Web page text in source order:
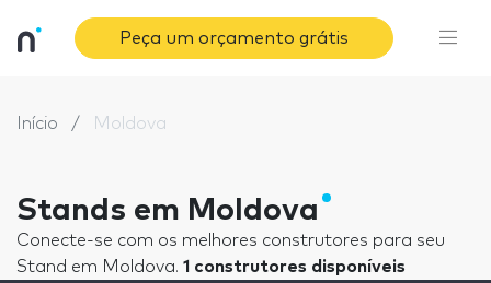
Peça um orçamento grátis
Início Moldova
Stands em Moldova
Conecte-se com os melhores construtores para seu
Stand em Moldova. 1 construtores disponíveis